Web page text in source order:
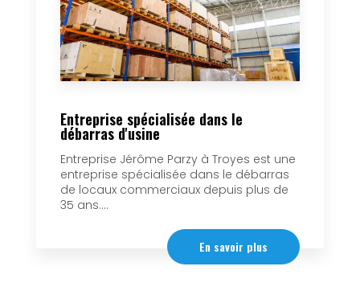
Entreprise spécialisée dans le
débarras d'usine
Entreprise Jérôme Parzy à Troyes est une
entreprise spécialisée dans le débarras
de locaux commerciaux depuis plus de
35 ans....
En savoir plus